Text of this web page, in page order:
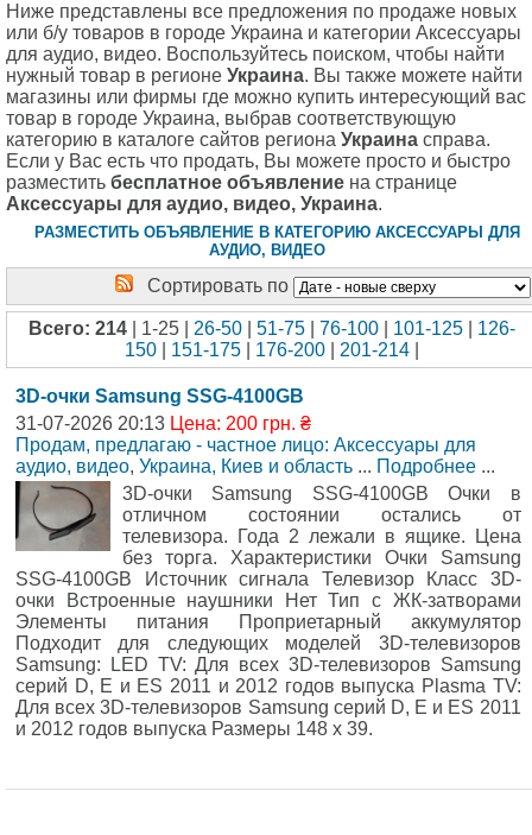
Ниже представлены все предложения по продаже новых
или б/у товаров в городе Украина и категории Аксессуары
для аудио, видео. Воспользуйтесь поиском, чтобы найти
нужный товар в регионе Украина. Вы также можете найти
магазины или фирмы где можно купить интересующий вас
товар в городе Украина, выбрав соответствующую
категорию в каталоге сайтов региона Украина справа.
Если у Вас есть что продать, Вы можете просто и быстро
разместить бесплатное объявление на странице
Аксессуары для аудио, видео, Украина.
РАЗМЕСТИТЬ ОБЪЯВЛЕНИЕ В КАТЕГОРИЮ АКСЕССУАРЫ ДЛЯ
АУДИО, ВИДЕО
Сортировать по
Всего: 214 | 1-25 | 26-50 51-75 76-100 101-125
126-
150
151-175 176-200 201-214
3D-очки Samsung SSG-4100GB
31-07-2026 20:13 Цена: 200 грн. ₴
Продам, предлагаю - частное лицо: Аксессуары для
аудио, видео, Украина, Киев и область ... Подробнее ...
3D-очки Samsung SSG-4100GB Очки в
отличном состоянии остались от
телевизора. Года 2 лежали в ящике. Цена
без торга. Характеристики Очки Samsung
SSG-4100GB Источник сигнала Телевизор Класс 3D-
очки Встроенные наушники Нет Тип с ЖК-затворами
Элементы питания Проприетарный аккумулятор
Подходит для следующих моделей 3D-телевизоров
Samsung: LED TV: Для всех 3D-телевизоров Samsung
серий D, E и ES 2011 и 2012 годов выпуска Plasma TV:
Для всех 3D-телевизоров Samsung серий D, E и ES 2011
и 2012 годов выпуска Размеры 148 x 39.